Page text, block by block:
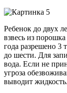
Ребенок до двух
взвесь из
года разрешено 3
до шести. Для
вода. Если не
угроза
выводит жидкость.